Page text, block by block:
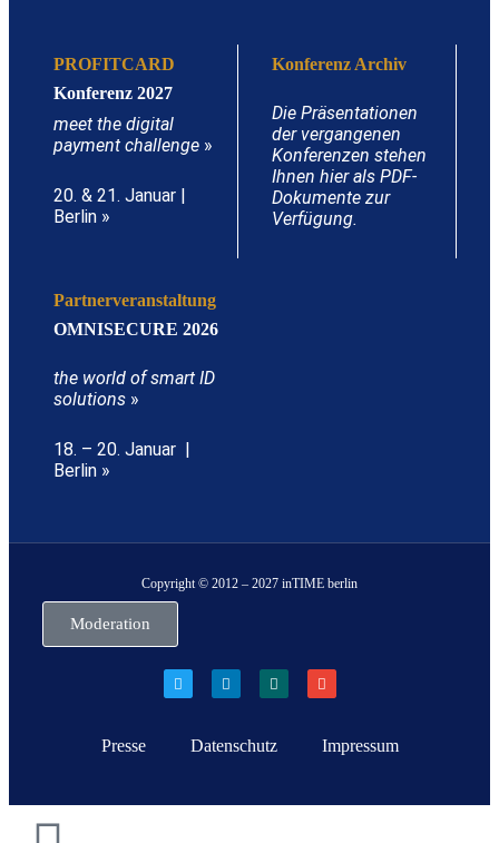
PROFITCARD
Konferenz 2027
meet the digital
payment challenge »
20. & 21. Januar |
Berlin »
Konferenz Archiv
Die Präsentationen
der vergangenen
Konferenzen stehen
Ihnen hier als PDF-
Dokumente zur
Verfügung.
Partnerveranstaltung
OMNISECURE 2026
the world of smart ID
solutions »
18. – 20. Januar |
Berlin »
Copyright © 2012 – 2027 inTIME berlin
Moderation
Presse Datenschutz Impressum